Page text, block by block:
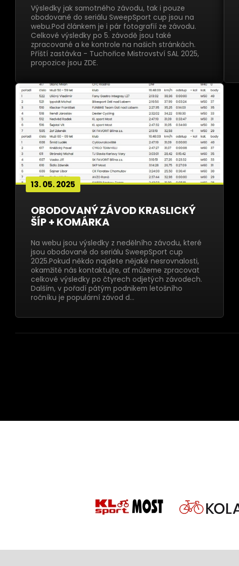
Výsledky jak samotného závodu, tak i pouze
obodované do seriálu SweepSport cup jsou na
webu.Pod článkem je i pár fotografií ze závodu.
Celkové výsledky po 5. závodě jsou také
zpracované a ke kontrole na našich stránkách.
Příští zastávka - Tuchořice Mistrovství SAL 2025,
propozice jsou ZDE.
13. 05. 2025
OBODOVANÝ ZÁVOD KRASLICKÝ
ŠÍP + KOMÁRKA
Na webu jsou výsledky z nedělního závodu, které
jsou obodované do seriálu SweepSport cup
2025.Pokud někdo najdete nějaké nesrovnalosti,
okamžitě nás kontaktujte, ať můžeme zpracovat
celkové výsledky po čtyrech odjetých závodech.
Dalším, v pořadí pátým podnikem letošního
ročníku je populární závod d…